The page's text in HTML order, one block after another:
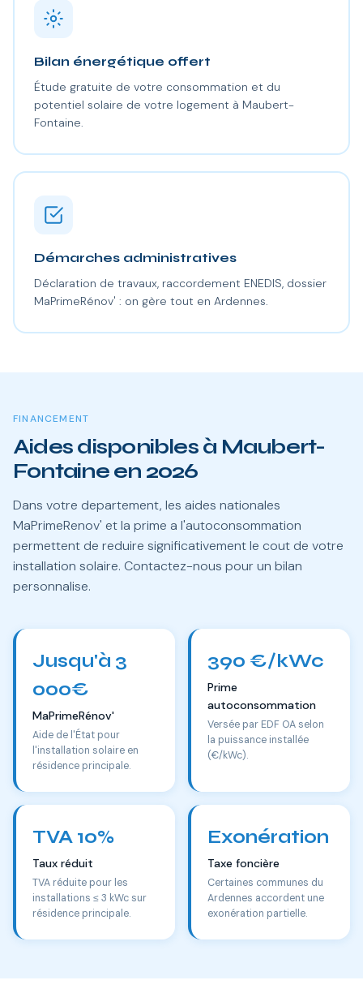
Bilan énergétique offert
Étude gratuite de votre consommation et du
potentiel solaire de votre logement à Maubert-
Fontaine.
Démarches administratives
Déclaration de travaux, raccordement ENEDIS, dossier
MaPrimeRénov' : on gère tout en Ardennes.
FINANCEMENT
Aides disponibles à Maubert-
Fontaine en 2026
Dans votre departement, les aides nationales
MaPrimeRenov' et la prime a l'autoconsommation
permettent de reduire significativement le cout de votre
installation solaire. Contactez-nous pour un bilan
personnalise.
Jusqu'à 3
000€
MaPrimeRénov'
Aide de l'État pour
l'installation solaire en
résidence principale.
390 €/kWc
Prime
autoconsommation
Versée par EDF OA selon
la puissance installée
(€/kWc).
TVA 10%
Taux réduit
TVA réduite pour les
installations ≤ 3 kWc sur
résidence principale.
Exonération
Taxe foncière
Certaines communes du
Ardennes accordent une
exonération partielle.